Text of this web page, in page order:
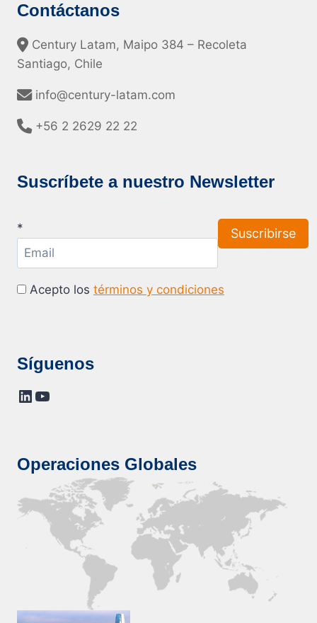
Contáctanos
Century Latam, Maipo 384 – Recoleta
Santiago, Chile
info@century-latam.com
+56 2 2629 22 22
Suscríbete a nuestro Newsletter
*
Acepto los términos y condiciones
Síguenos
LinkedIn
YouTube
Operaciones Globales